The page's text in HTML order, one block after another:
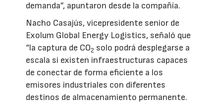
demanda”, apuntaron desde la compañía.
Nacho Casajús, vicepresidente senior de
Exolum Global Energy Logistics, señaló que
“la captura de CO2 solo podrá desplegarse a
escala si existen infraestructuras capaces
de conectar de forma eficiente a los
emisores industriales con diferentes
destinos de almacenamiento permanente.